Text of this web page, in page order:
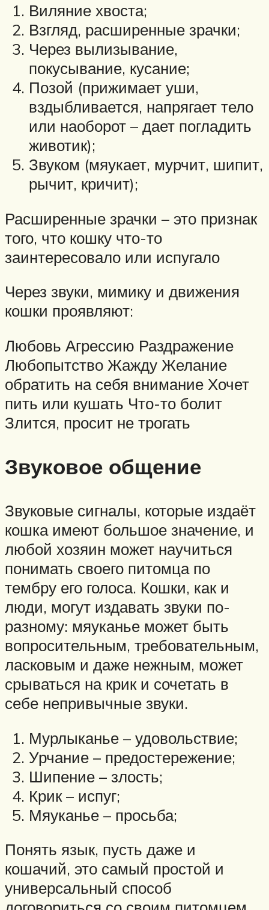
Виляние хвоста;
Взгляд, расширенные зрачки;
Через вылизывание,
покусывание, кусание;
Позой (прижимает уши,
вздыбливается, напрягает тело
или наоборот – дает погладить
животик);
Звуком (мяукает, мурчит, шипит,
рычит, кричит);
Расширенные зрачки – это признак
того, что кошку что-то
заинтересовало или испугало
Через звуки, мимику и движения
кошки проявляют:
Любовь Агрессию Раздражение
Любопытство Жажду Желание
обратить на себя внимание Хочет
пить или кушать Что-то болит
Злится, просит не трогать
Звуковое общение
Звуковые сигналы, которые издаёт
кошка имеют большое значение, и
любой хозяин может научиться
понимать своего питомца по
тембру его голоса. Кошки, как и
люди, могут издавать звуки по-
разному: мяуканье может быть
вопросительным, требовательным,
ласковым и даже нежным, может
срываться на крик и сочетать в
себе непривычные звуки.
Мурлыканье – удовольствие;
Урчание – предостережение;
Шипение – злость;
Крик – испуг;
Мяуканье – просьба;
Понять язык, пусть даже и
кошачий, это самый простой и
универсальный способ